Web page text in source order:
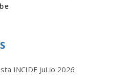
INCIDE JuLio 2026